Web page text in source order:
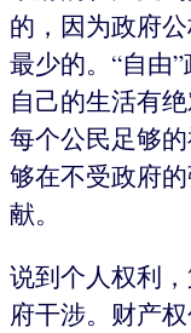
的，因为政府
最少的。“自由
自己的生活有
每个公民足够
够在不受政府
献。
说到个人权利
府干涉。财产